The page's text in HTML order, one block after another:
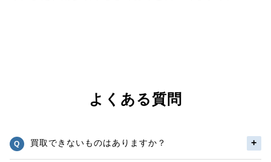
よくある質問
買取できないものはありますか？